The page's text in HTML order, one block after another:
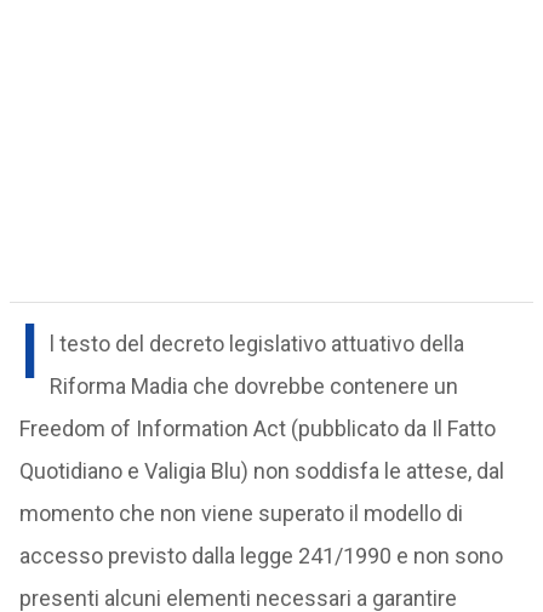
I
l testo del decreto legislativo attuativo della
Riforma Madia che dovrebbe contenere un
Freedom of Information Act (pubblicato da Il Fatto
Quotidiano e Valigia Blu) non soddisfa le attese, dal
momento che non viene superato il modello di
accesso previsto dalla legge 241/1990 e non sono
presenti alcuni elementi necessari a garantire